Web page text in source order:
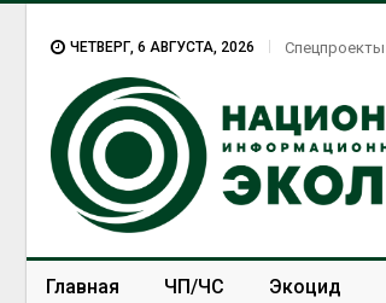
ЧЕТВЕРГ, 6 АВГУСТА, 2026 Спецпроекты
Главная ЧП/ЧС Экоцид